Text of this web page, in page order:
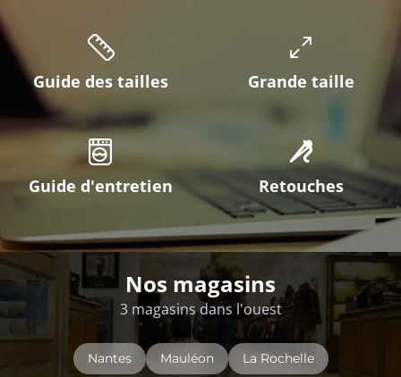
Guide des tailles Grande taille
Guide d'entretien Retouches
Nos magasins
3 magasins dans l'ouest
Nantes Mauléon La Rochelle